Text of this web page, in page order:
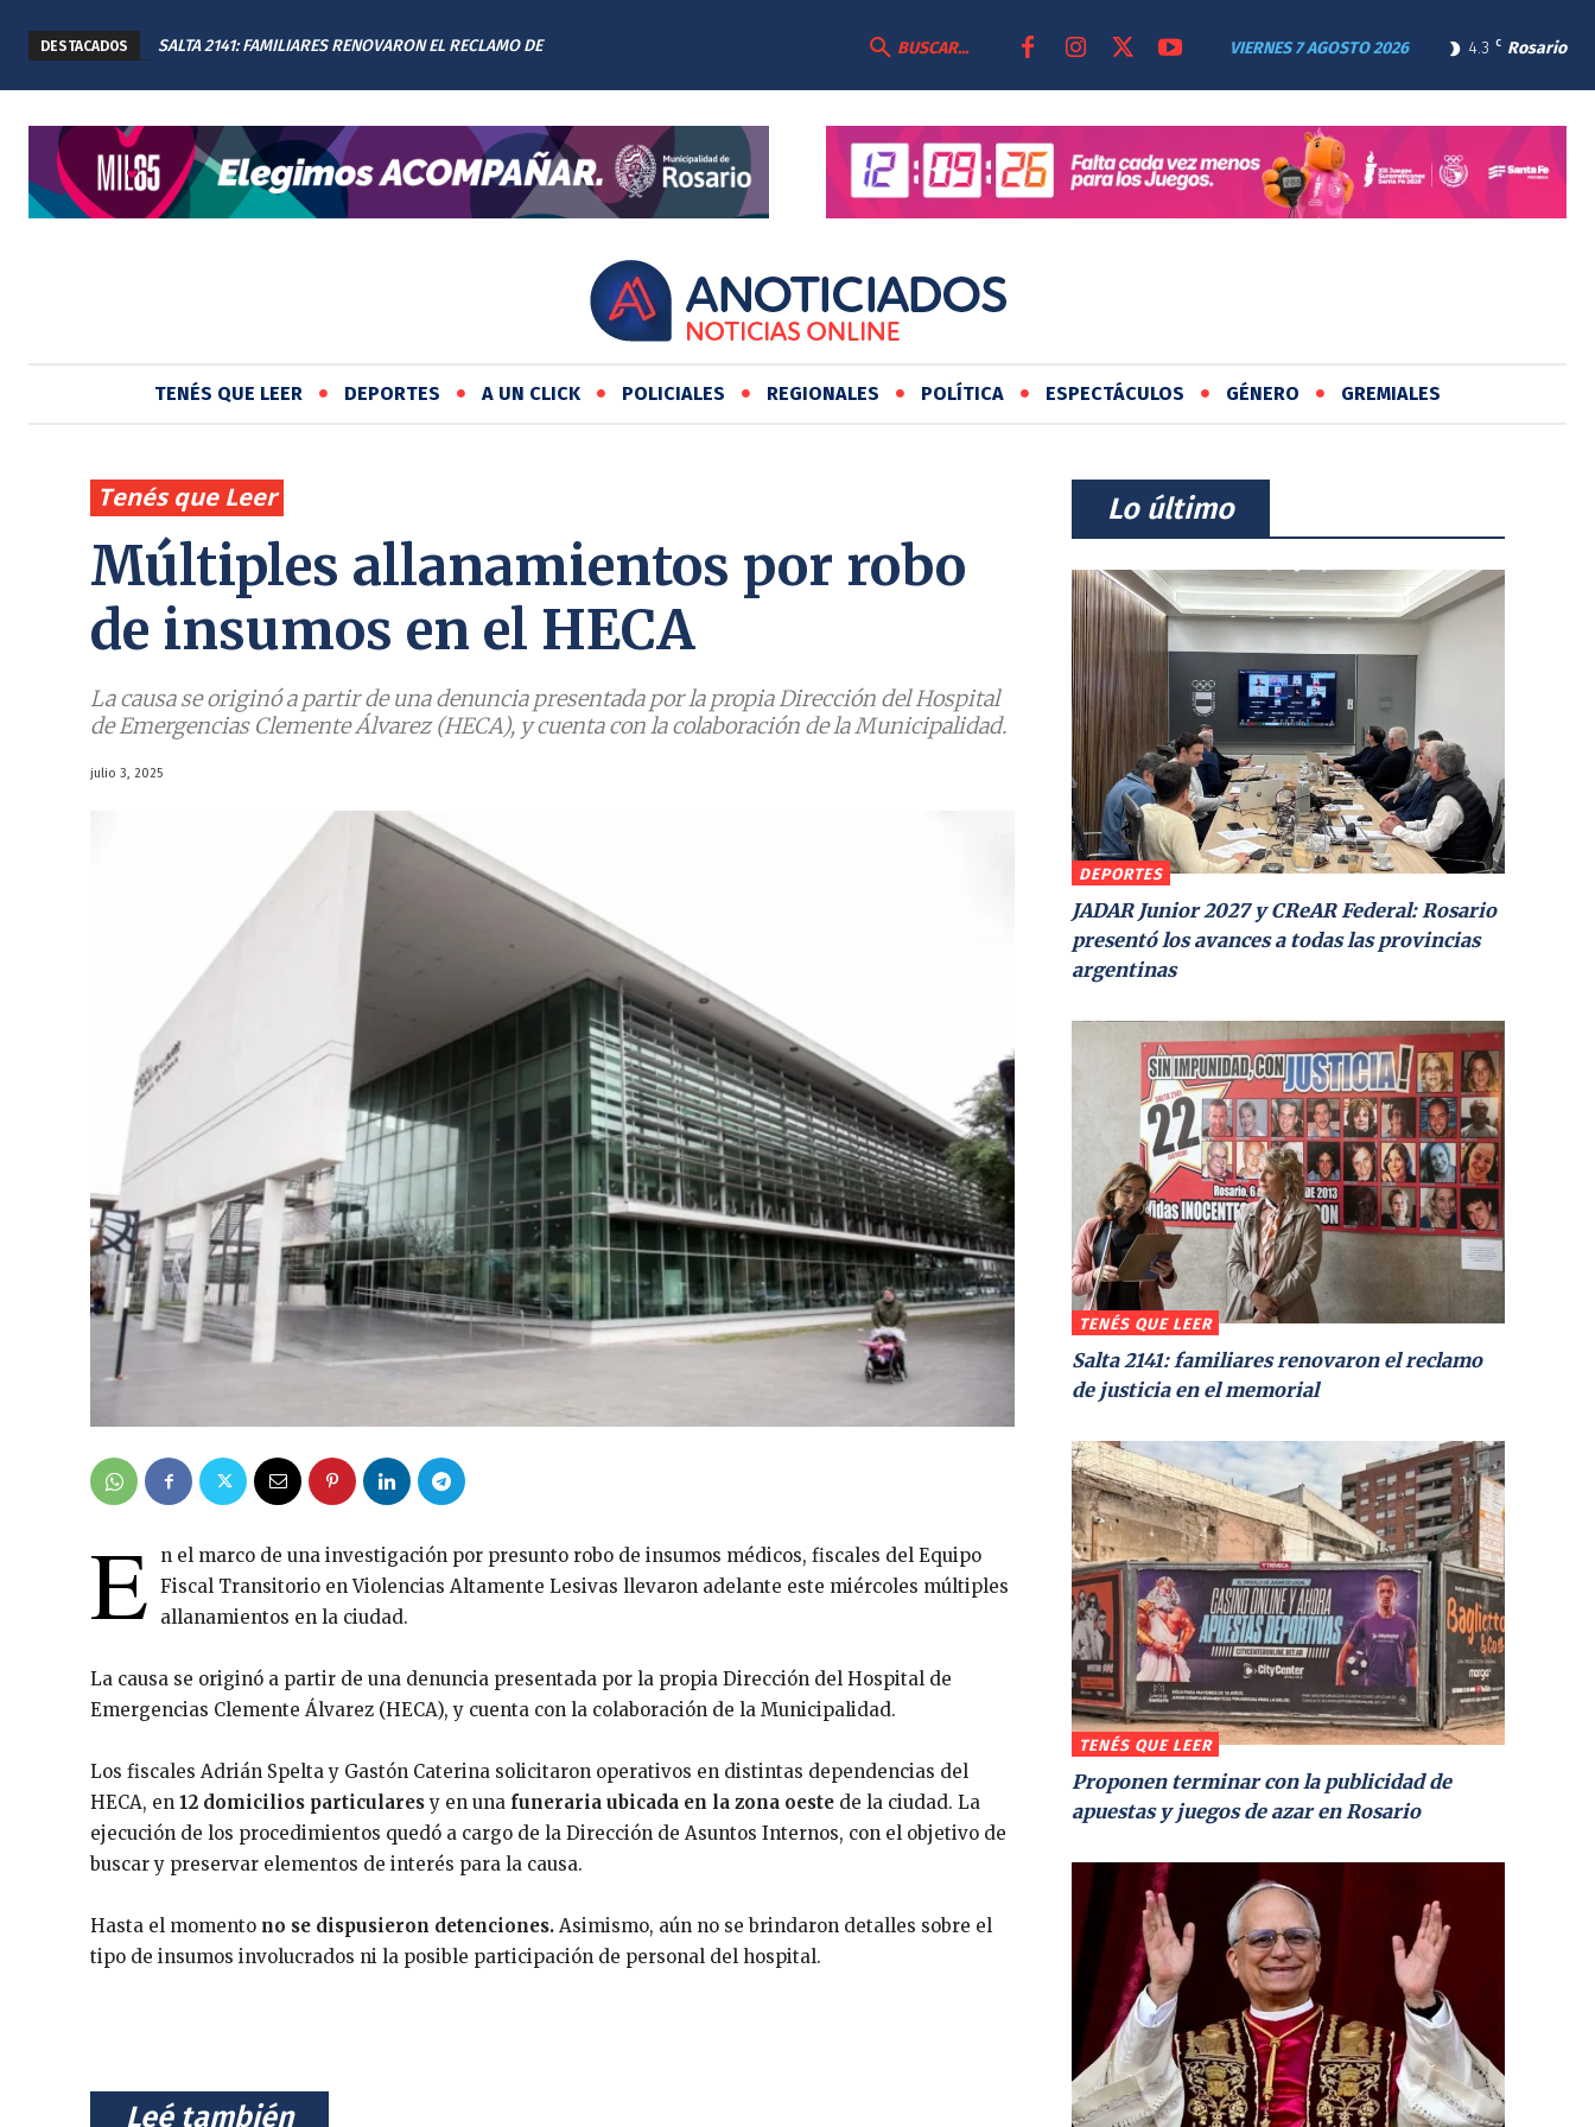
DESTACADOS
SALTA 2141: FAMILIARES RENOVARON EL RECLAMO DE
4.3 C Rosario
VIERNES 7 AGOSTO 2026
BUSCAR...
TENÉS QUE LEER DEPORTES A UN CLICK POLICIALES REGIONALES POLÍTICA ESPECTÁCULOS GÉNERO GREMIALES
Tenés que Leer
Múltiples allanamientos por robo
de insumos en el HECA
La causa se originó a partir de una denuncia presentada por la propia Dirección del Hospital
de Emergencias Clemente Álvarez (HECA), y cuenta con la colaboración de la Municipalidad.
julio 3, 2025
E
n el marco de una investigación por presunto robo de insumos médicos, fiscales del Equipo
Fiscal Transitorio en Violencias Altamente Lesivas llevaron adelante este miércoles múltiples
allanamientos en la ciudad.
La causa se originó a partir de una denuncia presentada por la propia Dirección del Hospital de
Emergencias Clemente Álvarez (HECA), y cuenta con la colaboración de la Municipalidad.
Los fiscales Adrián Spelta y Gastón Caterina solicitaron operativos en distintas dependencias del
HECA, en 12 domicilios particularesy en una funeraria ubicada en la zona oeste de la ciudad. La
ejecución de los procedimientos quedó a cargo de la Dirección de Asuntos Internos, con el objetivo de
buscar y preservar elementos de interés para la causa.
Hasta el momento no se dispusieron detenciones. Asimismo, aún no se brindaron detalles sobre el
tipo de insumos involucrados ni la posible participación de personal del hospital.
⠀Leé también⠀
⠀Lo último⠀
DEPORTES
JADAR Junior 2027 y CReAR Federal: Rosario
presentó los avances a todas las provincias
argentinas
TENÉS QUE LEER
Salta 2141: familiares renovaron el reclamo
de justicia en el memorial
TENÉS QUE LEER
Proponen terminar con la publicidad de
apuestas y juegos de azar en Rosario